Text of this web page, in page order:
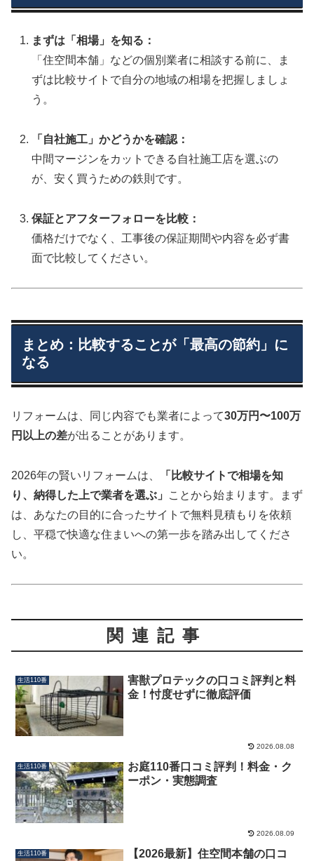
まずは「相場」を知る：
「住空間本舗」などの個別業者に相談する前に、ま
ずは比較サイトで自分の地域の相場を把握しましょ
う。
「自社施工」かどうかを確認：
中間マージンをカットできる自社施工店を選ぶの
が、安く買うための鉄則です。
保証とアフターフォローを比較：
価格だけでなく、工事後の保証期間や内容を必ず書
面で比較してください。
まとめ：比較することが「最高の節約」に
なる
リフォームは、同じ内容でも業者によって30万円〜100万
円以上の差が出ることがあります。
2026年の賢いリフォームは、
「比較サイトで相場を知
り、納得した上で業者を選ぶ」
ことから始まります。まず
は、あなたの目的に合ったサイトで無料見積もりを依頼
し、平穏で快適な住まいへの第一歩を踏み出してくださ
い。
関連記事
生活110番
害獣プロテックの口コミ評判と料
金！忖度せずに徹底評価
2026.08.08
生活110番
お庭110番口コミ評判！料金・ク
ーポン・実態調査
2026.08.09
生活110番
【2026最新】住空間本舗の口コ